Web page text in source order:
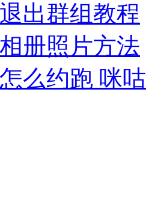
出群组教程
册照片方法
么约跑 咪